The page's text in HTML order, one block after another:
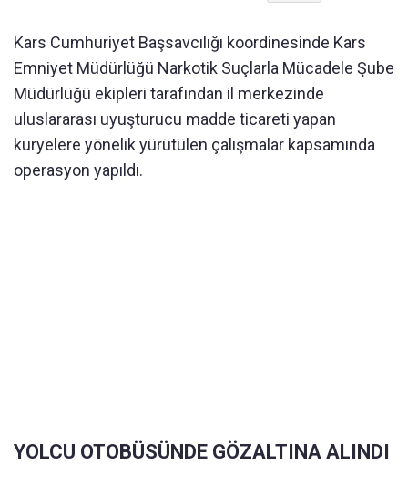
Kars Cumhuriyet Başsavcılığı koordinesinde Kars
Emniyet Müdürlüğü Narkotik Suçlarla Mücadele Şube
Müdürlüğü ekipleri tarafından il merkezinde
uluslararası uyuşturucu madde ticareti yapan
kuryelere yönelik yürütülen çalışmalar kapsamında
operasyon yapıldı.
YOLCU OTOBÜSÜNDE GÖZALTINA ALINDI